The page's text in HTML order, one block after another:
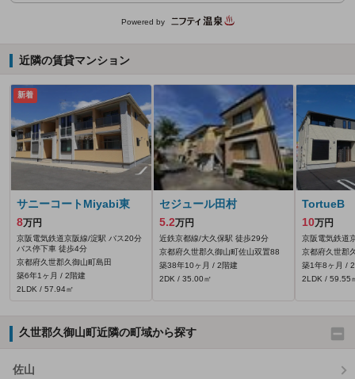
Powered by
近隣の賃貸マンション
新着
サニーコートMiyabi東
8万円
京阪電気鉄道京阪線/淀駅 バス20分
バス停下車 徒歩4分
京都府久世郡久御山町島田
築6年1ヶ月 / 2階建
2LDK / 57.94㎡
セジュール田村
5.2万円
近鉄京都線/大久保駅 徒歩29分
京都府久世郡久御山町佐山双置88
築38年10ヶ月 / 2階建
2DK / 35.00㎡
TortueB
10万円
京阪電気鉄道
京都府久世郡
築1年8ヶ月 /
2LDK / 59.55
久世郡久御山町近隣の町域から探す
佐山